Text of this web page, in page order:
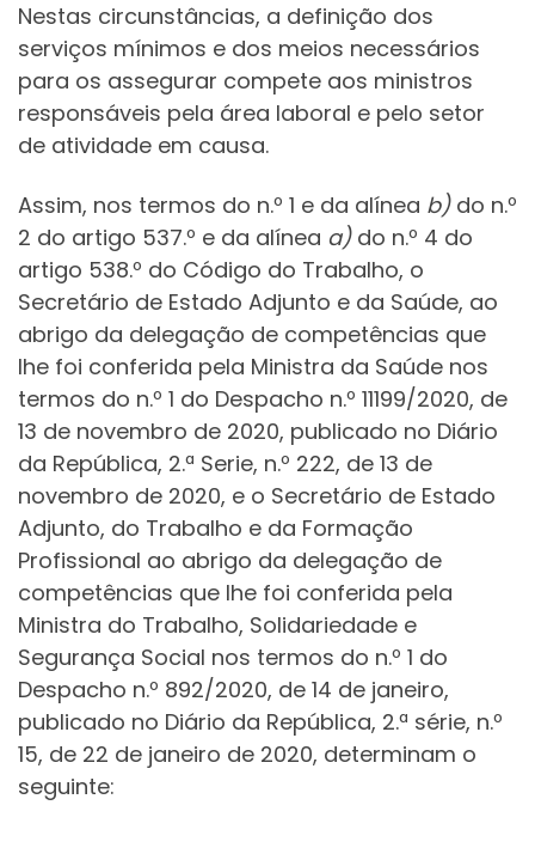
Nestas circunstâncias, a definição dos
serviços mínimos e dos meios necessários
para os assegurar compete aos ministros
responsáveis pela área laboral e pelo setor
de atividade em causa.
Assim, nos termos do n.º 1 e da alínea b) do n.º
2 do artigo 537.º e da alínea a) do n.º 4 do
artigo 538.º do Código do Trabalho, o
Secretário de Estado Adjunto e da Saúde, ao
abrigo da delegação de competências que
lhe foi conferida pela Ministra da Saúde nos
termos do n.º 1 do Despacho n.º 11199/2020, de
13 de novembro de 2020, publicado no Diário
da República, 2.ª Serie, n.º 222, de 13 de
novembro de 2020, e o Secretário de Estado
Adjunto, do Trabalho e da Formação
Profissional ao abrigo da delegação de
competências que lhe foi conferida pela
Ministra do Trabalho, Solidariedade e
Segurança Social nos termos do n.º 1 do
Despacho n.º 892/2020, de 14 de janeiro,
publicado no Diário da República, 2.ª série, n.º
15, de 22 de janeiro de 2020, determinam o
seguinte: